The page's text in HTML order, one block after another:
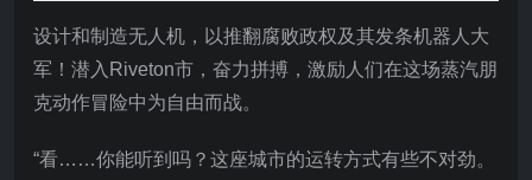
设计和制造无人机，以推翻腐败政权及其发条机器人大
军！潜入Riveton市，奋力拼搏，激励人们在这场蒸汽朋
克动作冒险中为自由而战。
“看……你能听到吗？这座城市的运转方式有些不对劲。